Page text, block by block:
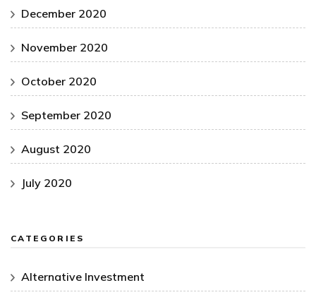
December 2020
November 2020
October 2020
September 2020
August 2020
July 2020
CATEGORIES
Alternative Investment